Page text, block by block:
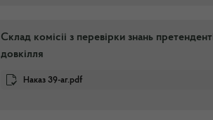
Склад кoмicii з перевiрки знань
довкiлля
Наказ 39-аг.pdf